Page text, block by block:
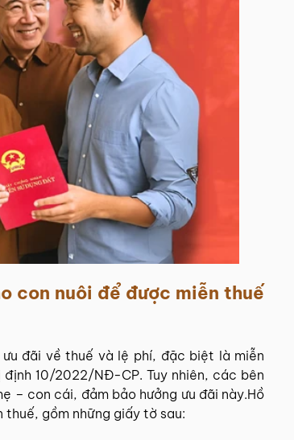
con nuôi để được miễn thuế
đãi về thuế và lệ phí, đặc biệt là miễn
10/2022/NĐ-CP. Tuy nhiên, các bên
– con cái, đảm bảo hưởng ưu đãi này.Hồ
gồm những giấy tờ sau: